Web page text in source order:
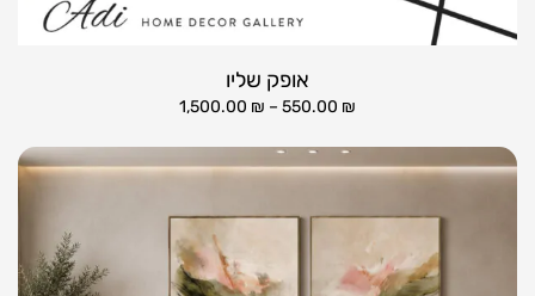
אופק שליו
550.00 ₪
–
1,500.00 ₪